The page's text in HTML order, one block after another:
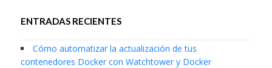
ENTRADAS RECIENTES
Cómo automatizar la actualización de tus
contenedores Docker con Watchtower y Docker